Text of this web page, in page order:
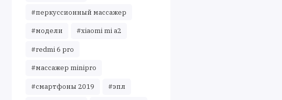
#перкуссионный массажер
#модели #xiaomi mi a2
#redmi 6 pro
#массажер minipro
#смартфоны 2019 #эпл